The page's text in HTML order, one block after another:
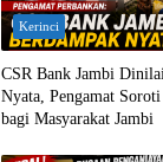
Kerinci
CSR Bank Jambi
Nyata, Pengamat
bagi Masyarakat Jambi